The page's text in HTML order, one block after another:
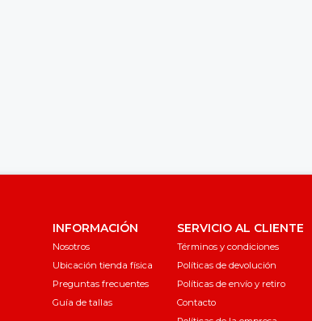
INFORMACIÓN
Nosotros
Ubicación tienda física
Preguntas frecuentes
Guía de tallas
SERVICIO AL CLIENTE
Términos y condiciones
Políticas de devolución
Políticas de envío y retiro
Contacto